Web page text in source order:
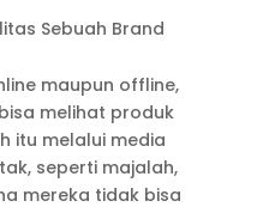
Sebuah Brand
maupun offline,
melihat produk
itu melalui media
seperti majalah,
mereka tidak bisa